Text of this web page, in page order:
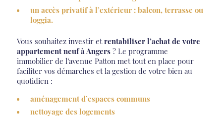
un accès privatif à l’extérieur : balcon, terrasse ou
loggia.
Vous souhaitez investir etrentabiliser l’achat de votre
appartement neuf à Angers? Le programme
immobilier de l’avenue Patton met tout en place pour
faciliter vos démarches et la gestion de votre bien au
quotidien :
aménagement d’espaces communs
nettoyage des logements